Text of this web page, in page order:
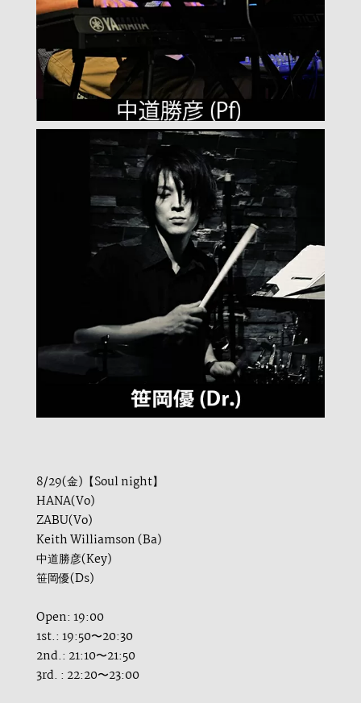
8/29(金)【Soul night】
HANA(Vo)
ZABU(Vo)
Keith Williamson (Ba)
中道勝彦(Key)
笹岡優(Ds)
Open: 19:00
1st.: 19:50〜20:30
2nd.: 21:10〜21:50
3rd. : 22:20〜23:00